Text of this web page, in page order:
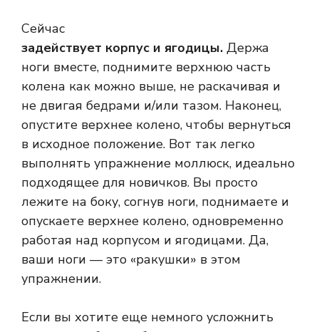
Сейчас
задействует корпус и ягодицы. Держа
ноги вместе, поднимите верхнюю часть
колена как можно выше, не раскачивая и
не двигая бедрами и/или тазом. Наконец,
опустите верхнее колено, чтобы вернуться
в исходное положение. Вот так легко
выполнять упражнение моллюск, идеально
подходящее для новичков. Вы просто
лежите на боку, согнув ноги, поднимаете и
опускаете верхнее колено, одновременно
работая над корпусом и ягодицами. Да,
ваши ноги — это «ракушки» в этом
упражнении.
Если вы хотите еще немного усложнить